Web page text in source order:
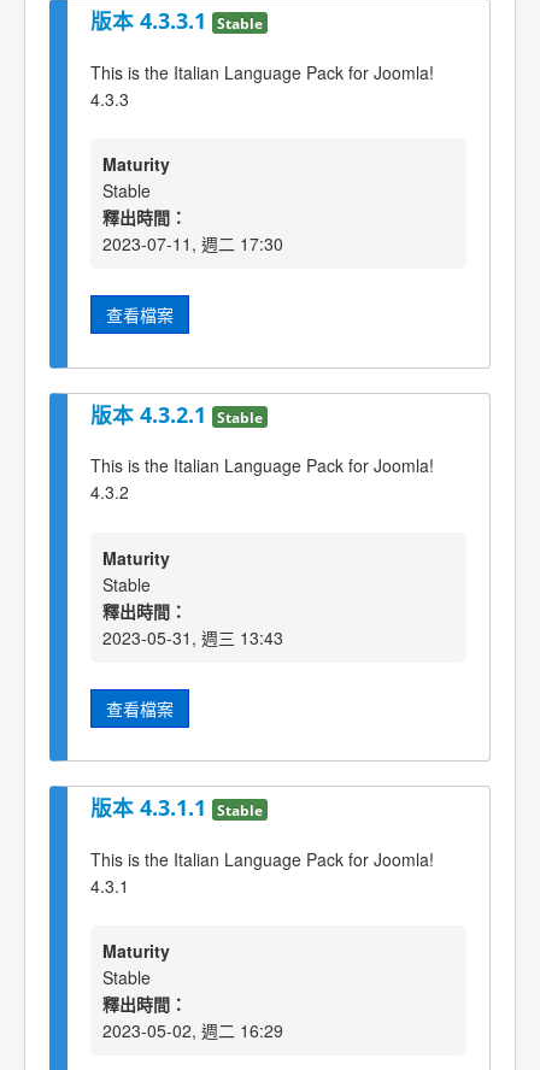
版本 4.3.3.1 Stable
This is the Italian Language Pack for Joomla!
4.3.3
Maturity
Stable
釋出時間：
2023-07-11, 週二 17:30
查看檔案
版本 4.3.2.1 Stable
This is the Italian Language Pack for Joomla!
4.3.2
Maturity
Stable
釋出時間：
2023-05-31, 週三 13:43
查看檔案
版本 4.3.1.1 Stable
This is the Italian Language Pack for Joomla!
4.3.1
Maturity
Stable
釋出時間：
2023-05-02, 週二 16:29